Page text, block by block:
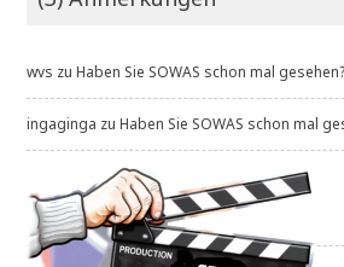
wvs zuHaben Sie SOWAS schon mal gesehen?
ingaginga zuHaben Sie SOWAS schon mal